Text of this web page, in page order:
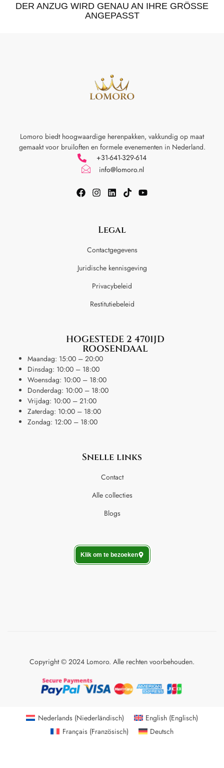
DER ANZUG WIRD GENAU AN IHRE GRÖSSE A
NGEPASST
Lomoro biedt hoogwaardige herenpakken, vakkundig op maat
gemaakt voor bruiloften en formele evenementen in Nederland.
+31-641-329-614
info@lomoro.nl
Legal
Contactgegevens
Juridische kennisgeving
Privacybeleid
Restitutiebeleid
HOGESTEDE 2 4701JD
ROOSENDAAL
Maandag: 15:00 – 20:00
Dinsdag: 10:00 – 18:00
Woensdag: 10:00 – 18:00
Donderdag: 10:00 – 18:00
Vrijdag: 10:00 – 21:00
Zaterdag: 10:00 – 18:00
Zondag: 12:00 – 18:00
Snelle links
Contact
Alle collecties
Blogs
Klik om te bezoeken
Copyright © 2024 Lomoro. Alle rechten voorbehouden.
Nederlands(Niederländisch) English (Englisch)
Français(Französisch) Deutsch